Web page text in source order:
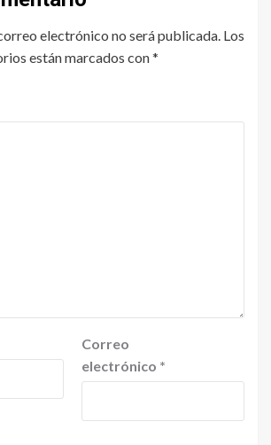
electrónico no será publicada. Los
están marcados con*
Correo
electrónico *